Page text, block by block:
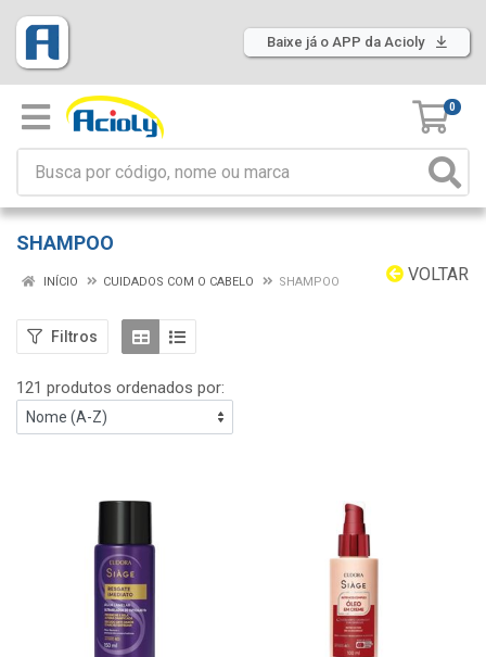
Baixe já o APP da Acioly
0
SHAMPOO
VOLTAR
INÍCIO CUIDADOS COM O CABELO SHAMPOO
Filtros
121 produtos ordenados por: